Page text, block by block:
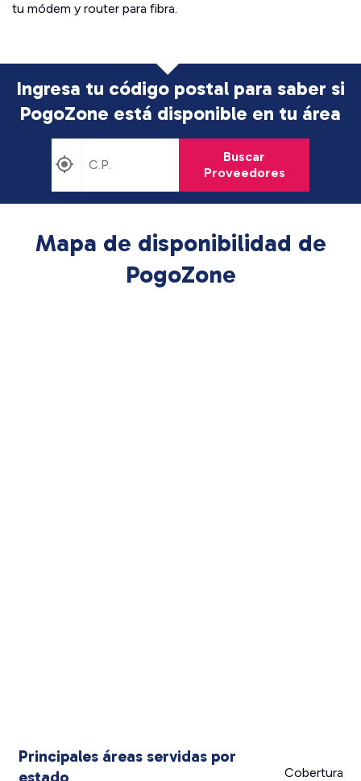
tu módem y router para fibra.
Ingresa tu código postal para saber si
PogoZone está disponible en tu área
Buscar
Proveedores
Mapa de disponibilidad de
PogoZone
Principales áreas servidas por
estado
Cobertura